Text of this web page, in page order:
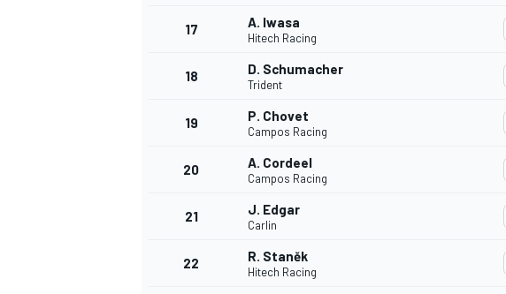
17 A. Iwasa
Hitech Racing
18 D. Schumacher
Trident
19 P. Chovet
Campos Racing
20 A. Cordeel
Campos Racing
21 J. Edgar
Carlin
22 R. Staněk
Hitech Racing